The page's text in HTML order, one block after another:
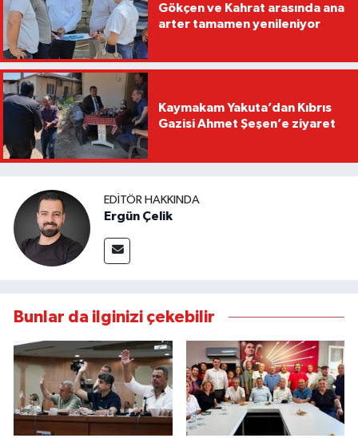
Gökçen ve Kahrat arasında ana
arter tamamen yenileniyor
Kaymakam Yakuta’dan Kıbrıs
Gazisi Ahmet Şeşen’e ziyaret
EDITÖR HAKKINDA
Ergün Çelik
Bunlar da ilginizi çekebilir